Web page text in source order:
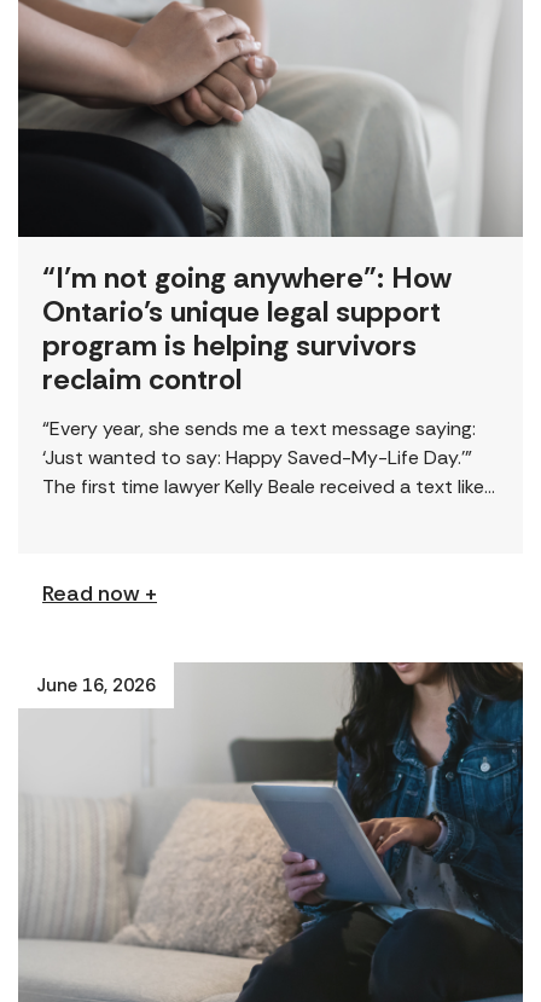
“I’m not going anywhere”: How
Ontario’s unique legal support
program is helping survivors
reclaim control
“Every year, she sends me a text message saying:
‘Just wanted to say: Happy Saved-My-Life Day.’”
The first time lawyer Kelly Beale received a text like
Read now +
June 16, 2026